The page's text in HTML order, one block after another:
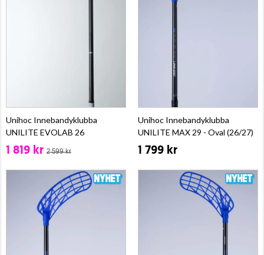
Unihoc Innebandyklubba
UNILITE EVOLAB 26
1 819 kr 2 599 kr
Unihoc Innebandyklubba
UNILITE MAX 29 - Oval (26/27)
1 799 kr